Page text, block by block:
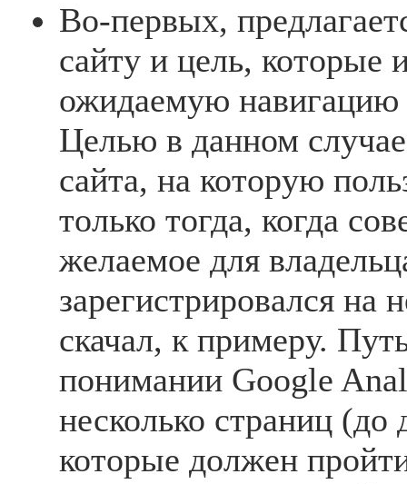
Во-первых,
сайту и цель, которые
ожидаемую навигацию
Целью в данном
сайта, на которую
только тогда, когда
желаемое для
зарегистрировался на
скачал, к примеру.
понимании Google
несколько страниц (до
которые должен